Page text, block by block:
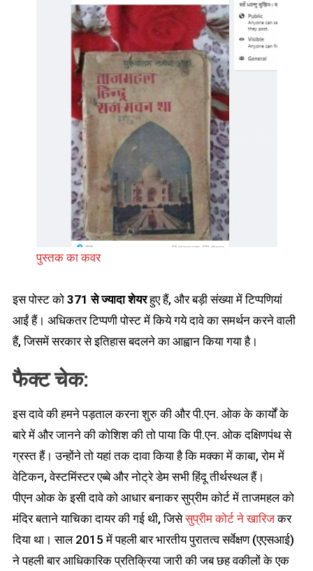
पुस्तक का कवर
इस पोस्ट को 371 से ज्यादा शेयरहुए हैं, और बड़ी संख्या में टिप्पणियां
आईं हैं। अधिकतर टिप्पणी पोस्ट में किये गये दावे का समर्थन करने वाली
हैं, जिसमें सरकार से इतिहास बदलने का आह्वान किया गया है।
फैक्ट चेक:
इस दावे की हमने पड़ताल करना शुरु की और पी.एन. ओक के कार्यों के
बारे में और जानने की कोशिश की तो पाया कि पी.एन. ओक दक्षिणपंथ से
ग्रस्त हैं। उन्होंने तो यहां तक दावा किया है कि मक्का में काबा, रोम में
वेटिकन, वेस्टमिंस्टर एब्बे और नोट्रे डेम सभी हिंदू तीर्थस्थल हैं।
पीएन ओक के इसी दावे को आधार बनाकर सुप्रीम कोर्ट में ताजमहल को
मंदिर बताने याचिका दायर की गई थी, जिसेसुप्रीम कोर्ट ने खारिज कर
दिया था। साल 2015 में पहली बार भारतीय पुरातत्व सर्वेक्षण (एएसआई)
ने पहली बार आधिकारिक प्रतिक्रिया जारी की जब छह वकीलों के एक